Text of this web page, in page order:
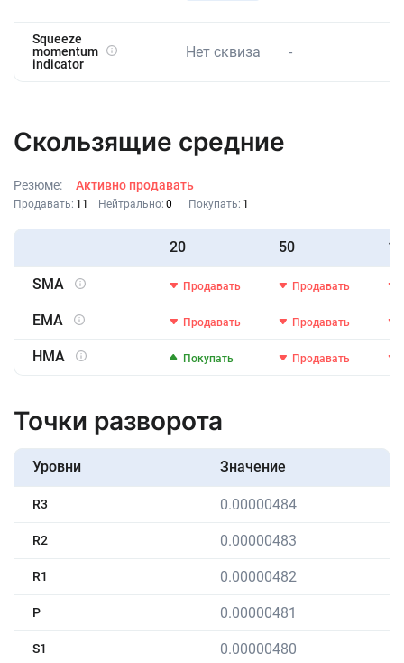
Squeeze
momentum
indicator
Нет сквиза -
Скользящие средние
Резюме: Активно продавать
Продавать: 11 Нейтрально: 0 Покупать: 1
20 50
SMA Продавать Продавать
EMA Продавать Продавать
HMA Покупать Продавать
Точки разворота
Уровни Значение
R3 0.00000484
R2 0.00000483
R1 0.00000482
P 0.00000481
S1 0.00000480